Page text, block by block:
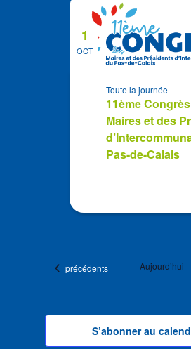
OCT
1
11ème
Maires et des
Pas-de-Calais
Toute la journée
Évènements
précédents Aujourd’hui
S’abonner au